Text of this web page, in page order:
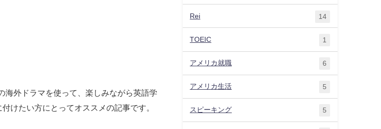
海外ドラマを使って、楽しみながら英語学
けたい方にとってオススメの記事です。
Rei 14
TOEIC 1
アメリカ就職 6
アメリカ生活 5
スピーキング 5